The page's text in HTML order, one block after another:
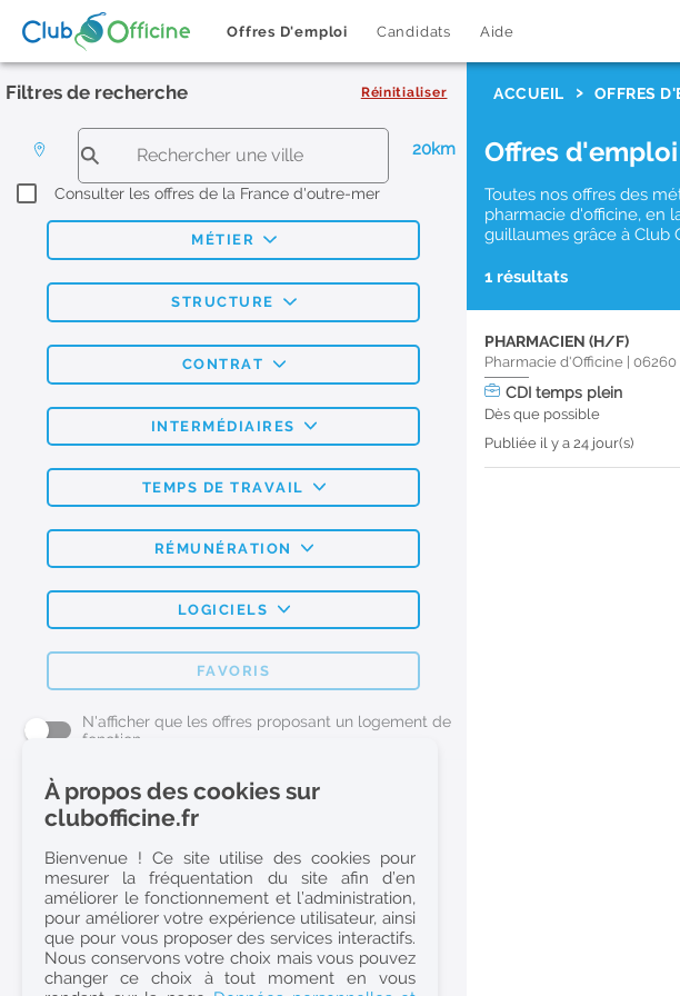
Offres D'emploi Candidats Aide
Filtres de recherche Réinitialiser
20km
Consulter les offres de la France d'outre-mer
MÉTIER
STRUCTURE
CONTRAT
INTERMÉDIAIRES
TEMPS DE TRAVAIL
RÉMUNÉRATION
LOGICIELS
FAVORIS
N'afficher que les offres proposant un logement de
fonction
L'emploi Pharmacie par métier
Pharmacien (H/F)
Préparateur en Pharmacie (H/F)
Etudiant en Pharmacie (H/F)
Etudiant en Pharmacie 6e année validée (H/F)
Conseiller Dermo Cosmetique - Esthéticienne (H/F)
ACCUEIL OFFRES
Offres
Toutes nos offres des
pharmacie d'officine, en
guillaumes grâce à Club
1 résultats
PHARMACIEN (H/F)
Pharmacie d'Officine |06260
CDItemps plein
Dès que possible
Publiée il y a 24 jour(s)
À propos des cookies sur
clubofficine.fr
Bienvenue ! Ce site utilise des cookies pour
mesurer la fréquentation du site afin d’en
améliorer le fonctionnement et l’administration,
pour améliorer votre expérience utilisateur, ainsi
que pour vous proposer des services interactifs.
Nous conservons votre choix mais vous pouvez
changer ce choix à tout moment en vous